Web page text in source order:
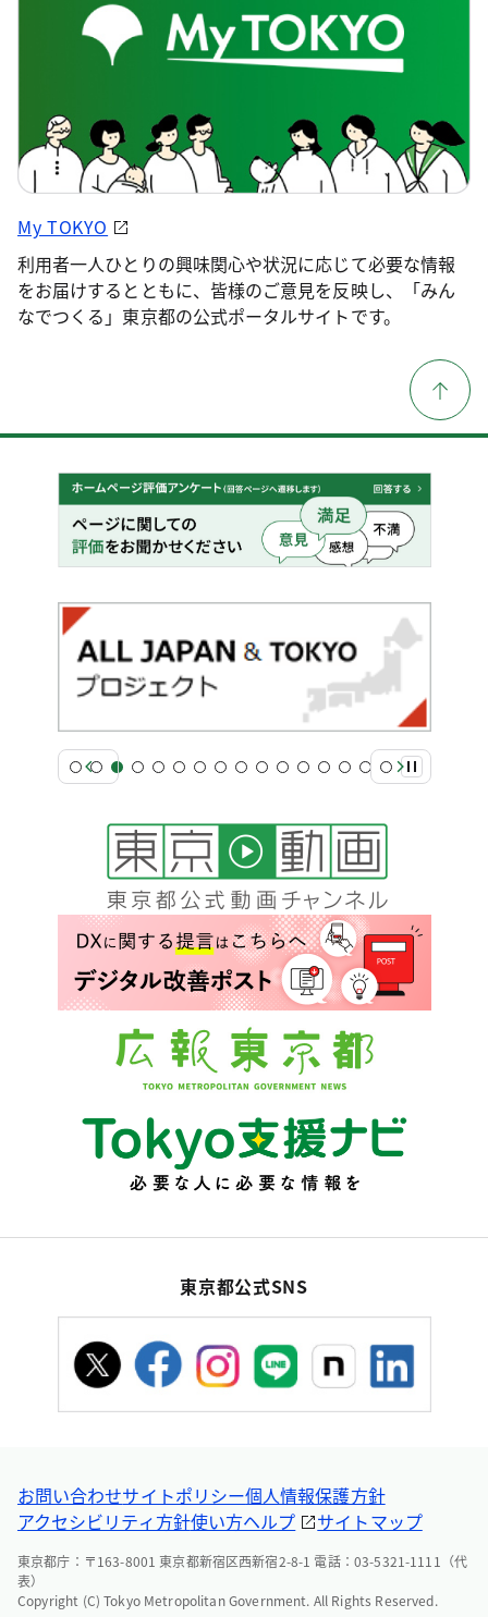
My TOKYO
利用者一人ひとりの興味関心や状況に応じて必要な情報
をお届けするとともに、皆様のご意見を反映し、「みん
なでつくる」東京都の公式ポータルサイトです。
東京都公式SNS
お問い合わせサイトポリシー個人情報保護方針
アクセシビリティ方針使い方ヘルプ サイトマップ
東京都庁：〒163-8001 東京都新宿区西新宿2-8-1 電話：03-5321-1111（代
表）
Copyright (C) Tokyo Metropolitan Government. All Rights Reserved.